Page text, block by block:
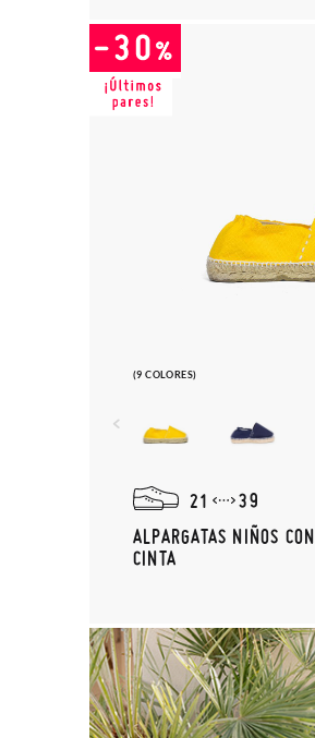
(9 COLORES)
21
39
ALPARGATAS NIÑOS CON
CINTA